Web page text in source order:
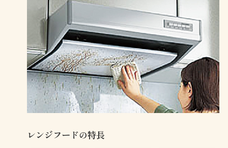
レンジフードの特長